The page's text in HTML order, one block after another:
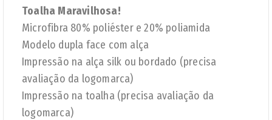
Toalha Maravilhosa!
Microfibra 80% poliéster e 20% poliamida
Modelo dupla face com alça
Impressão na alça silk ou bordado (precisa
avaliação da logomarca)
Impressão na toalha (precisa avaliação da
logomarca)